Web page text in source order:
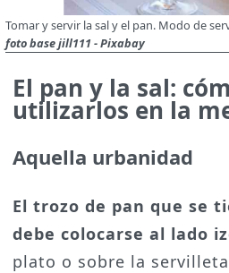
Tomar y servir la sal y el pan. Modo de
foto base jill111 - Pixabay
El pan y la sal:
utilizarlos en la
Aquella urbanidad
El trozo de pan que se
debe colocarse al lado
plato o sobre la